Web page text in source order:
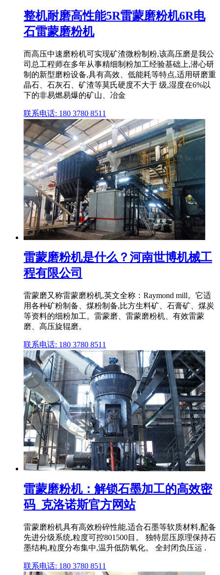
整机耐磨高性能5R雷蒙磨粉机6R电
石雷蒙磨粉机
而高压中速磨粉机可实现矿渣微粉制粉,该高压磨是我公
司总工程师在多年从事精细制粉加工经验基础上,潜心研
制的新型磨粉设备,具有高效、低能耗等特点,适用研磨重
晶石、石灰石、矿渣等莫氏硬度不大于 级,湿度在6%以
下的非易燃易爆的矿山、冶金
联系电话: 180 3780 8511
雷蒙磨粉机是什么？河南世博机械工
程有限公司
雷蒙磨又称雷蒙磨粉机,英文全称：Raymond mill。它适
用各种矿粉制备、煤粉制备,比方生料矿、石膏矿、煤炭
等资料的细粉加工。雷蒙磨、雷蒙磨粉机、有效雷蒙
磨、高压旋辊磨。
联系电话: 180 3780 8511
雷蒙磨粉机：解锁石墨加工的高效密
码_克洛诺斯官方网站
雷蒙磨粉机具有高效粉碎性能,适合石墨等软质材料,配备
先进分级系统,粒度可控801500目。 独特层压原理保持石
墨结构,粒度分布集中,温升低防氧化。 全封闭负压运 .
联系电话: 180 3780 8511